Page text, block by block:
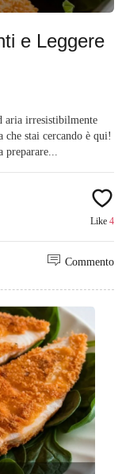
e Leggere
aria irresistibilmente
stai cercando è qui!
preparare...
Like 4
Commento